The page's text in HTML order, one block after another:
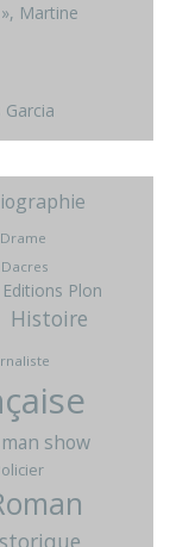
Martine
Drame
Editions Plon
Histoire
show